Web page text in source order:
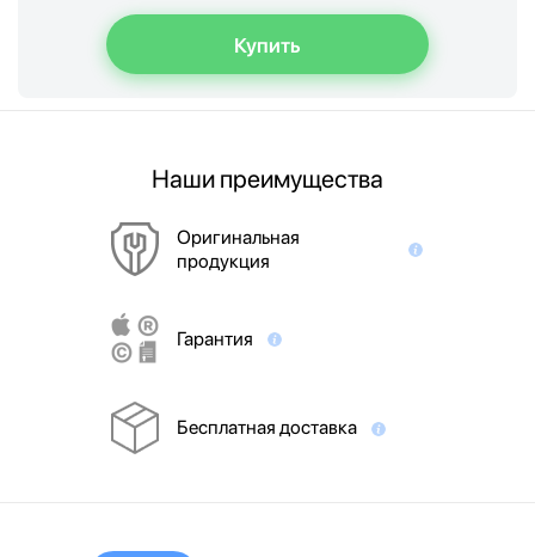
Купить
Наши преимущества
Оригинальная
продукция
Гарантия
Бесплатная доставка